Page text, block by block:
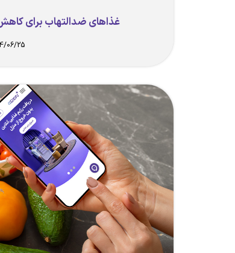
غذاهای ضدالتهاب برای
06/25